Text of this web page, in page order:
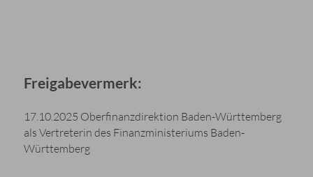
Freigabevermerk:
17.10.2025 Oberfinanzdirektion Baden-Württemberg
als Vertreterin des Finanzministeriums Baden-
Württemberg